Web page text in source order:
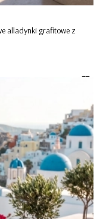
alladynki grafitowe z